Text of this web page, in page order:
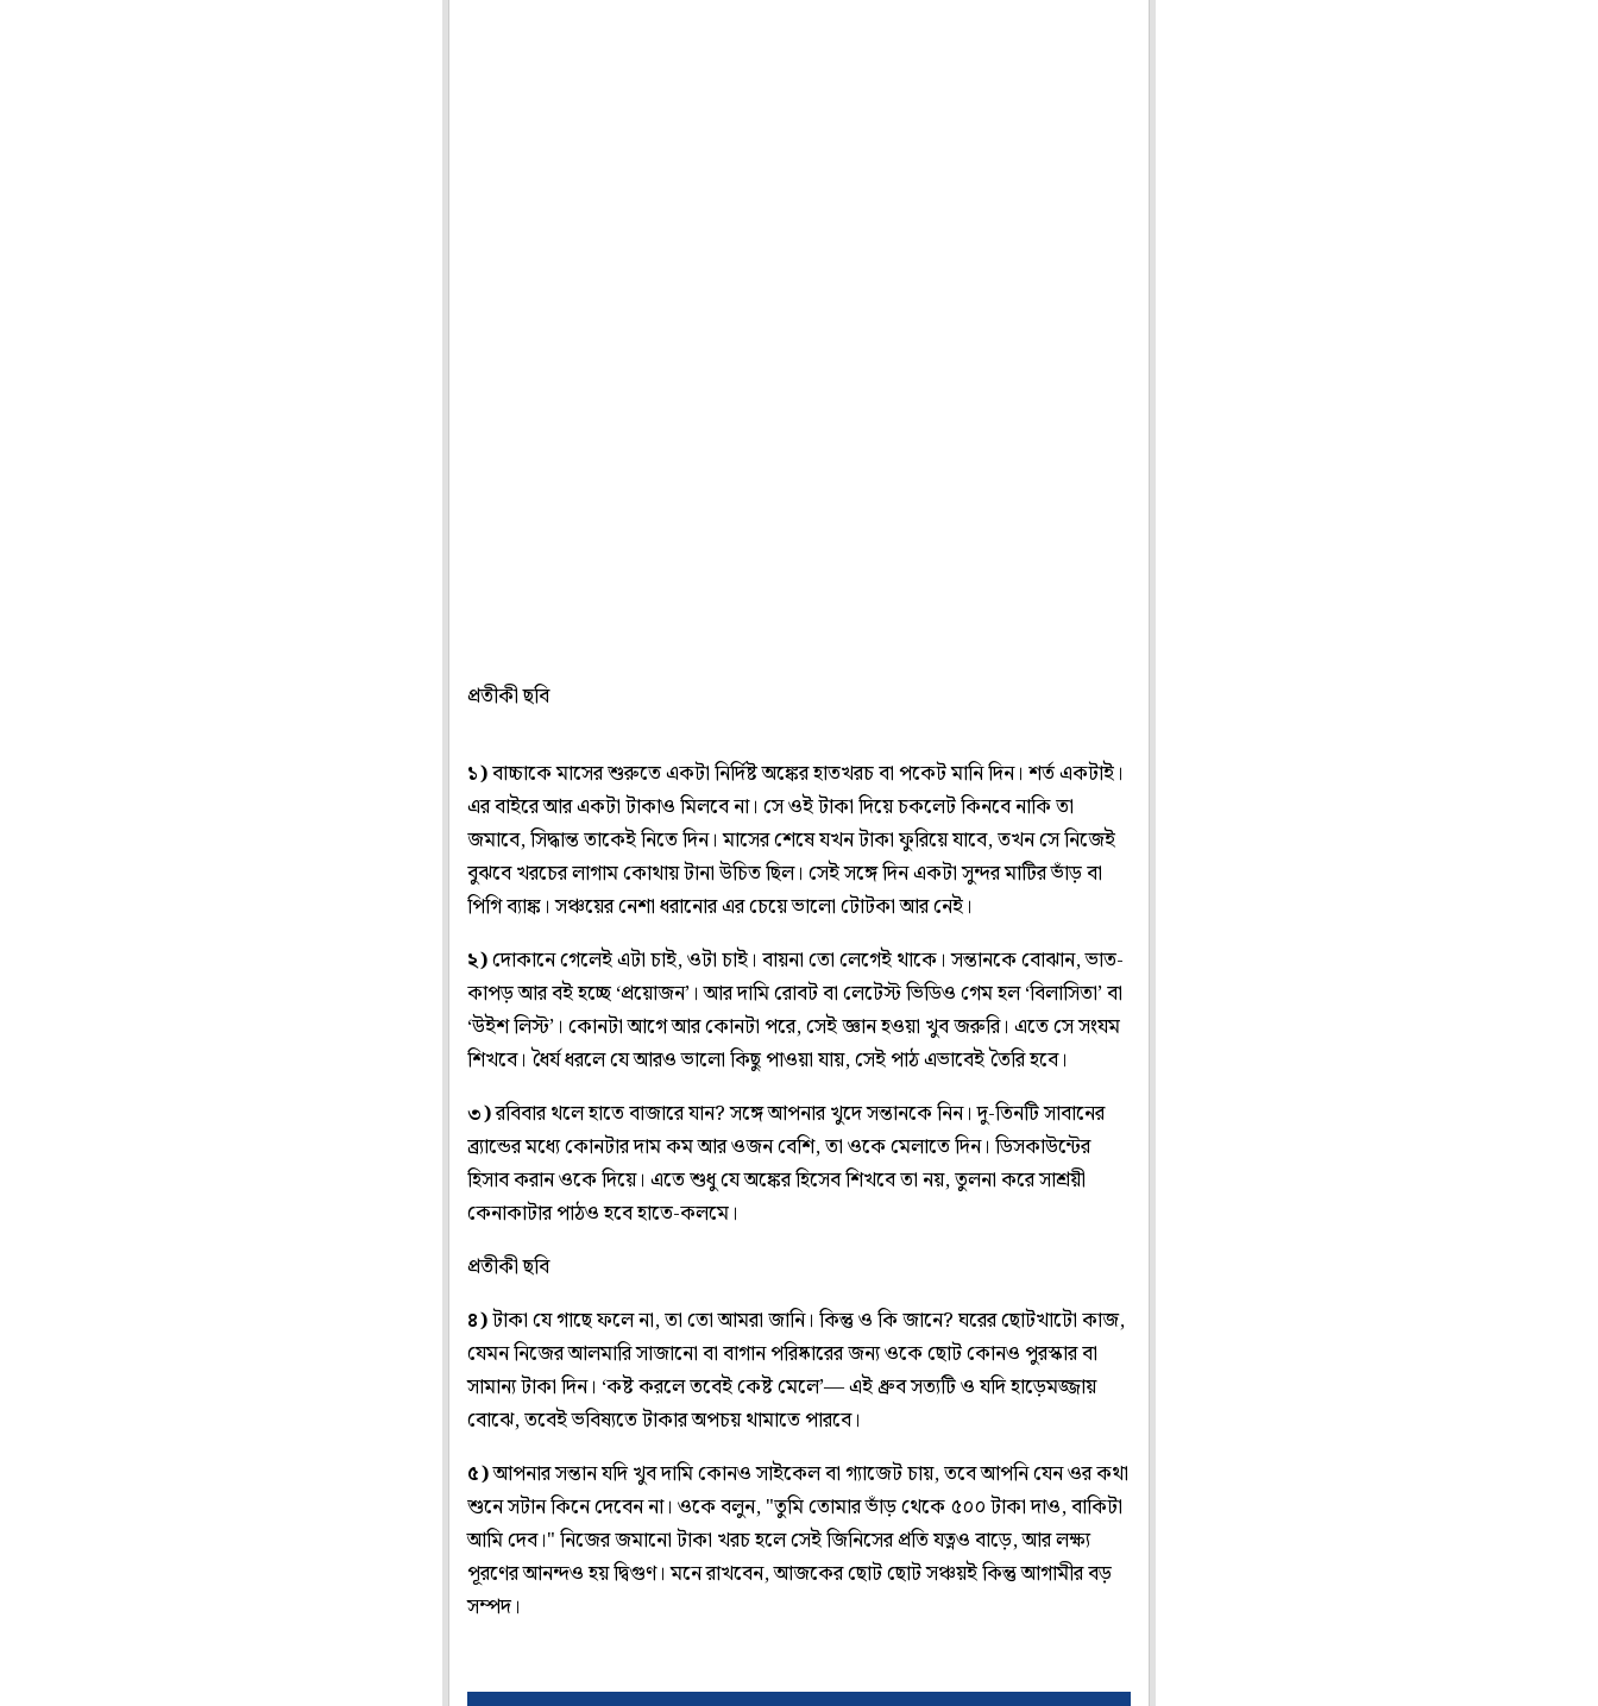
প্রতীকী ছবি
১)বাচ্চাকে মাসের শুরুতে একটা নির্দিষ্ট অঙ্কের হাতখরচ বা পকেট মানি দিন। শর্ত একটাই।
এর বাইরে আর একটা টাকাও মিলবে না। সে ওই টাকা দিয়ে চকলেট কিনবে নাকি তা
জমাবে, সিদ্ধান্ত তাকেই নিতে দিন। মাসের শেষে যখন টাকা ফুরিয়ে যাবে, তখন সে নিজেই
বুঝবে খরচের লাগাম কোথায় টানা উচিত ছিল। সেই সঙ্গে দিন একটা সুন্দর মাটির ভাঁড় বা
পিগি ব্যাঙ্ক। সঞ্চয়ের নেশা ধরানোর এর চেয়ে ভালো টোটকা আর নেই।
২)দোকানে গেলেই এটা চাই, ওটা চাই। বায়না তো লেগেই থাকে। সন্তানকে বোঝান, ভাত-
কাপড় আর বই হচ্ছে ‘প্রয়োজন’। আর দামি রোবট বা লেটেস্ট ভিডিও গেম হল ‘বিলাসিতা’ বা
‘উইশ লিস্ট’। কোনটা আগে আর কোনটা পরে, সেই জ্ঞান হওয়া খুব জরুরি। এতে সে সংযম
শিখবে। ধৈর্য ধরলে যে আরও ভালো কিছু পাওয়া যায়, সেই পাঠ এভাবেই তৈরি হবে।
৩)রবিবার থলে হাতে বাজারে যান? সঙ্গে আপনার খুদে সন্তানকে নিন। দু-তিনটি সাবানের
ব্র্যান্ডের মধ্যে কোনটার দাম কম আর ওজন বেশি, তা ওকে মেলাতে দিন। ডিসকাউন্টের
হিসাব করান ওকে দিয়ে। এতে শুধু যে অঙ্কের হিসেব শিখবে তা নয়, তুলনা করে সাশ্রয়ী
কেনাকাটার পাঠও হবে হাতে-কলমে।
প্রতীকী ছবি
৪)টাকা যে গাছে ফলে না, তা তো আমরা জানি। কিন্তু ও কি জানে? ঘরের ছোটখাটো কাজ,
যেমন নিজের আলমারি সাজানো বা বাগান পরিষ্কারের জন্য ওকে ছোট কোনও পুরস্কার বা
সামান্য টাকা দিন। ‘কষ্ট করলে তবেই কেষ্ট মেলে’— এই ধ্রুব সত্যটি ও যদি হাড়েমজ্জায়
বোঝে, তবেই ভবিষ্যতে টাকার অপচয় থামাতে পারবে।
৫)আপনার সন্তান যদি খুব দামি কোনও সাইকেল বা গ্যাজেট চায়, তবে আপনি যেন ওর কথা
শুনে সটান কিনে দেবেন না। ওকে বলুন, "তুমি তোমার ভাঁড় থেকে ৫০০ টাকা দাও, বাকিটা
আমি দেব।" নিজের জমানো টাকা খরচ হলে সেই জিনিসের প্রতি যত্নও বাড়ে, আর লক্ষ্য
পূরণের আনন্দও হয় দ্বিগুণ। মনে রাখবেন, আজকের ছোট ছোট সঞ্চয়ই কিন্তু আগামীর বড়
সম্পদ।